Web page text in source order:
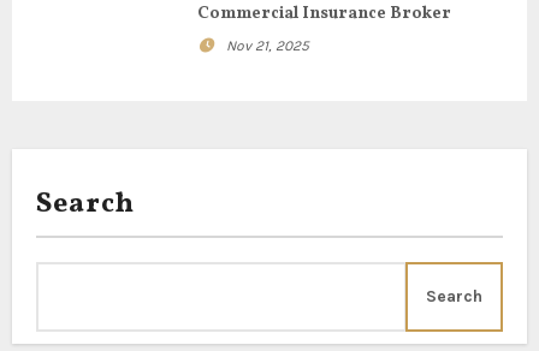
Commercial Insurance Broker
Nov 21, 2025
Search
Search